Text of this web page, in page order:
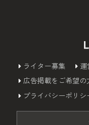
ライター募集 運
広告掲載をご希望の
プライバシーポリシ